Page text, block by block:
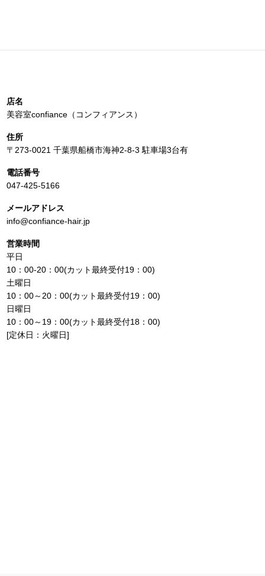
店名
美容室confiance（コンフィアンス）
住所
〒273-0021 千葉県船橋市海神2-8-3 駐車場3台有
電話番号
047-425-5166
メールアドレス
info@confiance-hair.jp
営業時間
平日
10：00-20：00(カット最終受付19：00)
土曜日
10：00～20：00(カット最終受付19：00)
日曜日
10：00～19：00(カット最終受付18：00)
[定休日：火曜日]